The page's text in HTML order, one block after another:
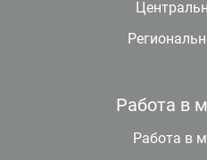
Работа в
Работа в